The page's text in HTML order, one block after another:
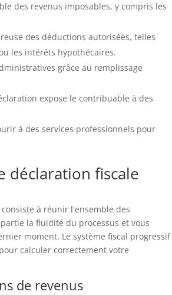
des revenus imposables, y compris les
des déductions autorisées, telles
les intérêts hypothécaires.
grâce au remplissage
expose le contribuable à des
à des services professionnels pour
déclaration fiscale
à réunir l'ensemble des
la fluidité du processus et vous
moment. Le système fiscal progressif
calculer correctement votre
de revenus